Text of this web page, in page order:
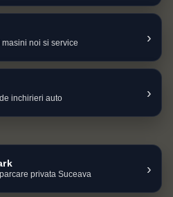
noi si service ›
inchirieri auto ›
privata Suceava ›